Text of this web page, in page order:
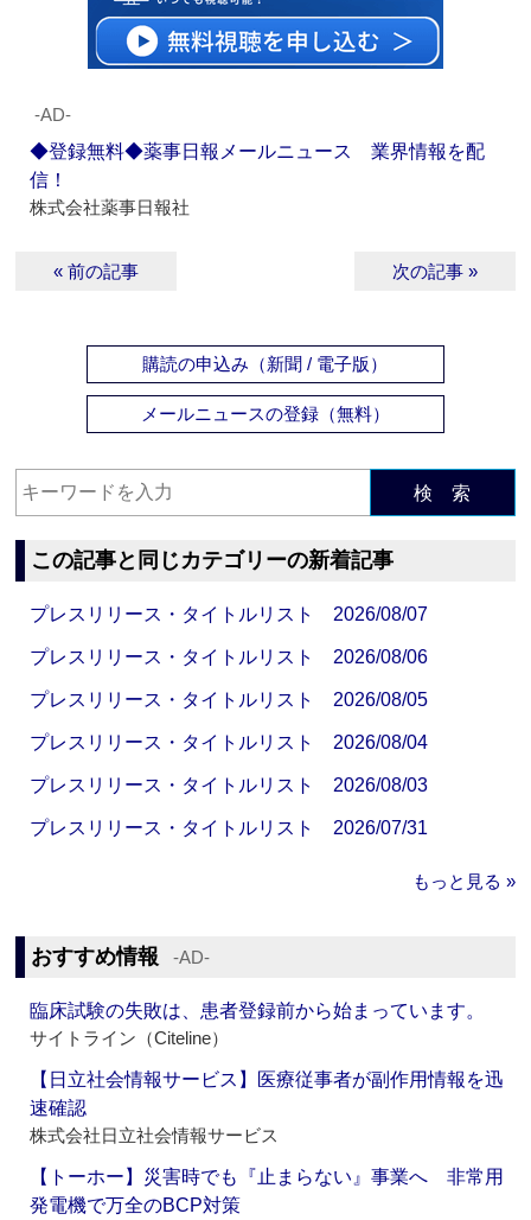
‐AD‐
◆登録無料◆薬事日報メールニュース 業界情報を配
信！
株式会社薬事日報社
« 前の記事 次の記事 »
購読の申込み（新聞 / 電子版）
メールニュースの登録（無料）
検 索
この記事と同じカテゴリーの新着記事
プレスリリース・タイトルリスト 2026/08/07
プレスリリース・タイトルリスト 2026/08/06
プレスリリース・タイトルリスト 2026/08/05
プレスリリース・タイトルリスト 2026/08/04
プレスリリース・タイトルリスト 2026/08/03
プレスリリース・タイトルリスト 2026/07/31
もっと見る »
おすすめ情報 ‐AD‐
臨床試験の失敗は、患者登録前から始まっています。
サイトライン（Citeline）
【日立社会情報サービス】医療従事者が副作用情報を迅
速確認
株式会社日立社会情報サービス
【トーホー】災害時でも『止まらない』事業へ 非常用
発電機で万全のBCP対策